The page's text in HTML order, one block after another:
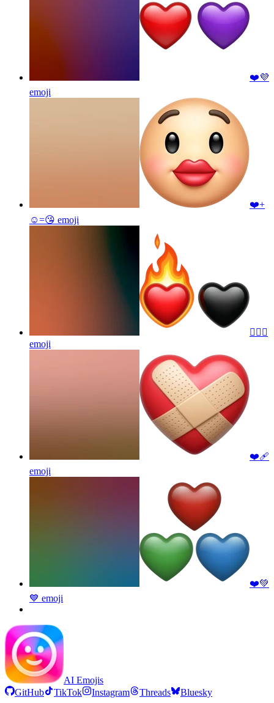
❤️💜
emoji
❤️+
☺️=😘 emoji
❤️‍🔥🖤
emoji
❤️‍🩹
emoji
❤️💚
💙 emoji
AI Emojis
GitHub
TikTok Instagram Threads Bluesky